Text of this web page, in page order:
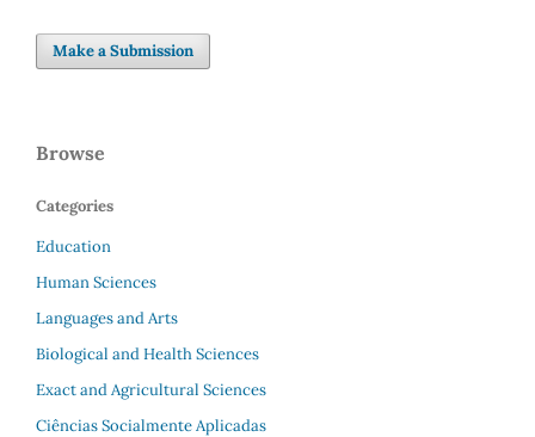
Make a Submission
Browse
Categories
Education
Human Sciences
Languages and Arts
Biological and Health Sciences
Exact and Agricultural Sciences
Ciências Socialmente Aplicadas